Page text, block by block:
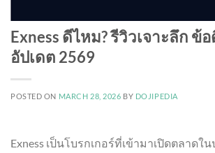
Exness ดีไหม? รีวิวเจาะลึก ข้
อัปเดต 2569
POSTED ON MARCH 28, 2026 BY DOJIPEDIA
Exness เป็นโบรกเกอร์ที่เข้ามาเปิดตลาดใ